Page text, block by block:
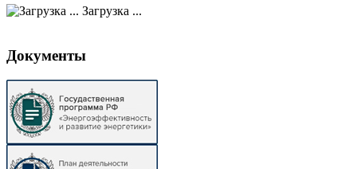
Загрузка ...
Документы